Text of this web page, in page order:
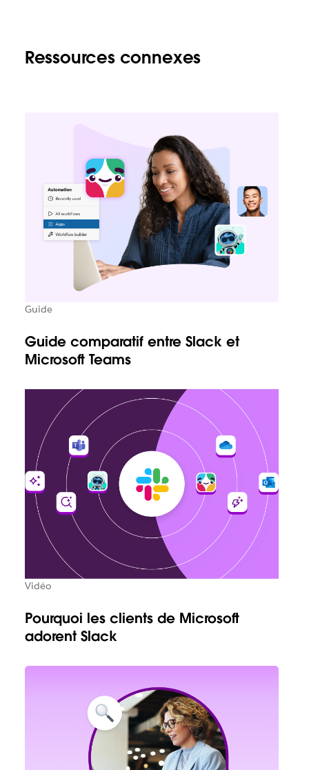
Ressources connexes
Guide
Guide comparatif entre Slack et
Microsoft Teams
Vidéo
Pourquoi les clients de Microsoft
adorent Slack